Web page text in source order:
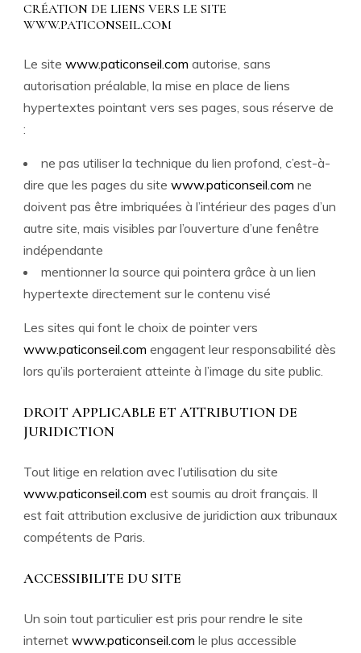
CRÉATION DE LIENS VERS LE SITE
WWW.PATICONSEIL.COM
Le site www.paticonseil.com autorise, sans
autorisation préalable, la mise en place de liens
hypertextes pointant vers ses pages, sous réserve de
:
ne pas utiliser la technique du lien profond, c’est-à-
dire que les pages du site www.paticonseil.com ne
doivent pas être imbriquées à l’intérieur des pages d’un
autre site, mais visibles par l’ouverture d’une fenêtre
indépendante
mentionner la source qui pointera grâce à un lien
hypertexte directement sur le contenu visé
Les sites qui font le choix de pointer vers
www.paticonseil.com engagent leur responsabilité dès
lors qu’ils porteraient atteinte à l’image du site public.
DROIT APPLICABLE ET ATTRIBUTION DE
JURIDICTION
Tout litige en relation avec l’utilisation du site
www.paticonseil.com est soumis au droit français. Il
est fait attribution exclusive de juridiction aux tribunaux
compétents de Paris.
ACCESSIBILITE DU SITE
Un soin tout particulier est pris pour rendre le site
internet www.paticonseil.com le plus accessible